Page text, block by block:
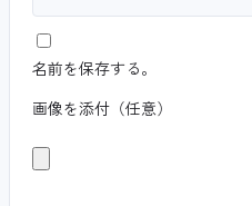
名前を保存する。
画像を添付（任意）